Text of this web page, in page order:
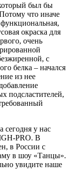
был бы
что иначе
окраска для
очень
с
белка – начался
из нее
подсластителей,
сегодня у нас
PRO. В
в России с
в шоу «Танцы».
увидите наше